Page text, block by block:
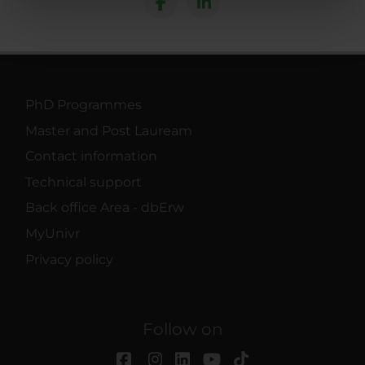
nostri partner che si occupano di analisi dei dati web,
PhD Programmes
Master and Post Lauream
Contact information
Technical support
Back office Area - dbErw
MyUnivr
Privacy policy
Follow on